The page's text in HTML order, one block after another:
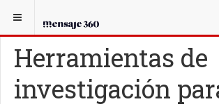
USTED ESTÁ AQUÍ:
Herramientas de
investigación